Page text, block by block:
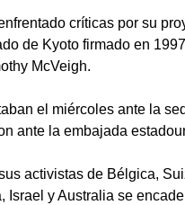
críticas por su
de Kyoto firmado en
McVeigh.
el miércoles ante la
ante la embajada
activistas de Bélgica,
y Australia se